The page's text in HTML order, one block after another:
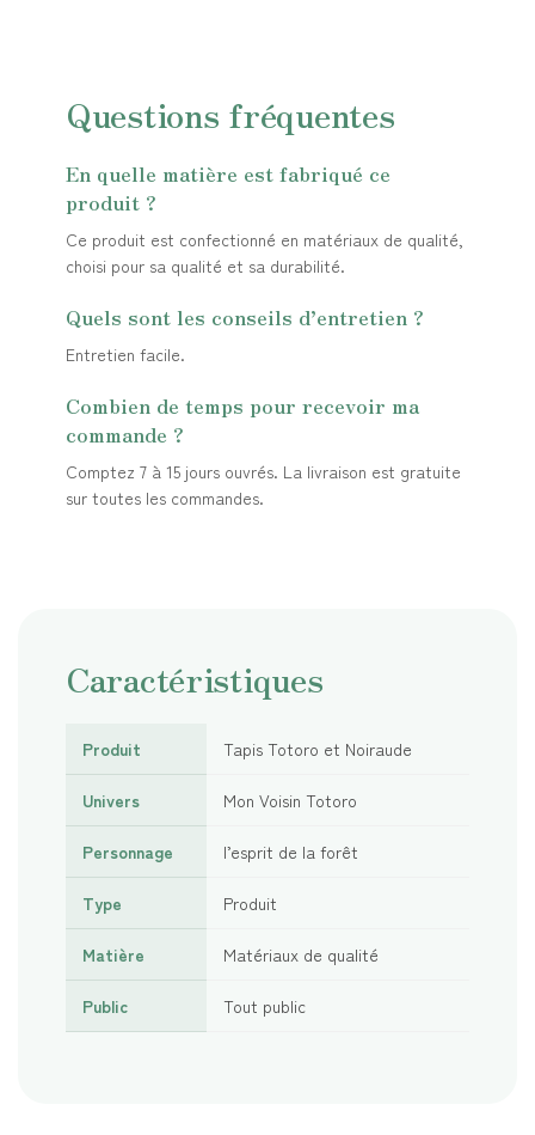
Questions fréquentes
En quelle matière est fabriqué ce
produit ?
Ce produit est confectionné en matériaux de qualité,
choisi pour sa qualité et sa durabilité.
Quels sont les conseils d’entretien ?
Entretien facile.
Combien de temps pour recevoir ma
commande ?
Comptez 7 à 15 jours ouvrés. La livraison est gratuite
sur toutes les commandes.
Caractéristiques
Produit Tapis Totoro et Noiraude
Univers Mon Voisin Totoro
Personnage l’esprit de la forêt
Type Produit
Matière Matériaux de qualité
Public Tout public